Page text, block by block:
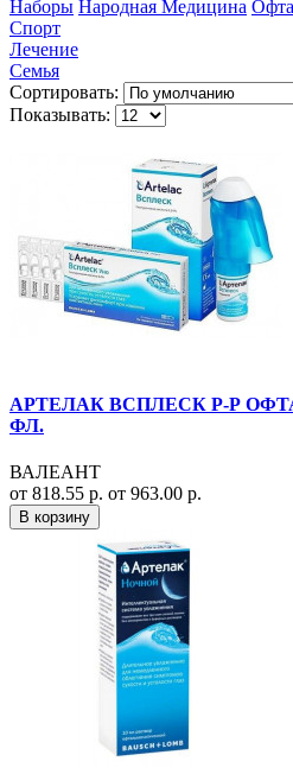
Наборы Народная Медицина
Спорт
Лечение
Семья
Сортировать:
Показывать:
АРТЕЛАК ВСПЛЕСК Р-Р
ФЛ.
ВАЛЕАНТ
от 818.55 р. от 963.00 р.
В корзину